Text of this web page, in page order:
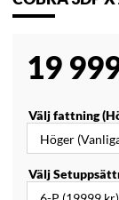
19
Välj fattning
Välj